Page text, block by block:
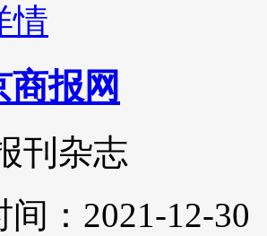
情
商报网
刊杂志
间：2021-12-30